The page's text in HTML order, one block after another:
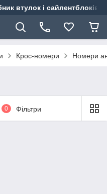
втулок і сайлентблоків
Крос-номери Номери
0 Фільтри